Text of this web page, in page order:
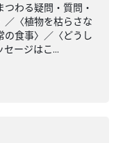
わる疑問・質問・
／〈植物を枯らさな
の食事〉／〈どうし
ージはこ...